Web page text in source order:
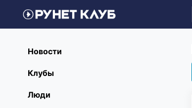
Новости
Клубы
Люди